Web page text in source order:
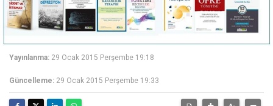
Yayınlanma: 29 Ocak 2015 Perşembe 19:18
Güncelleme: 29 Ocak 2015 Perşembe 19:33